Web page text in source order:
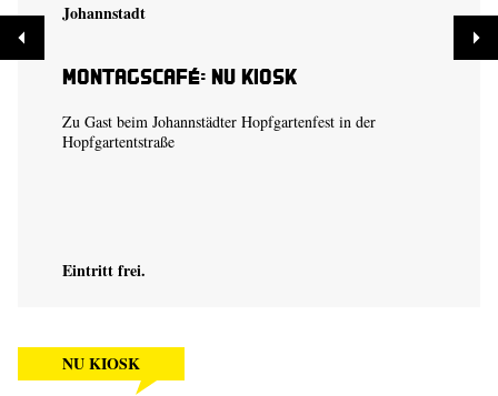
Johannstadt
Montagscafé: Nu Kiosk
Zu Gast beim Johannstädter Hopfgartenfest in der
Hopfgartentstraße
Eintritt frei.
NU KIOSK